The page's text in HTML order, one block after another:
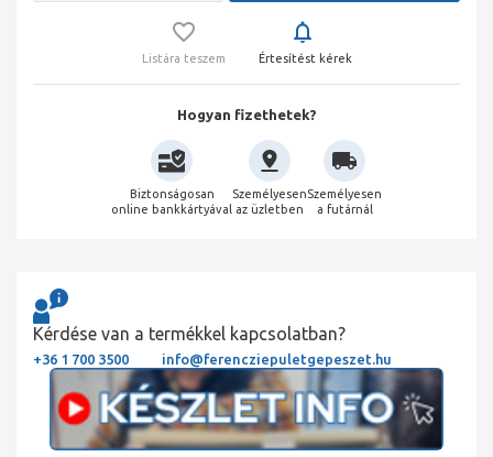
Listára teszem Értesítést kérek
Hogyan fizethetek?
Biztonságosan
online bankkártyával
Személyesen
az üzletben
Személyesen
a futárnál
Kérdése van a termékkel kapcsolatban?
+36 1 700 3500 info@ferencziepuletgepeszet.hu